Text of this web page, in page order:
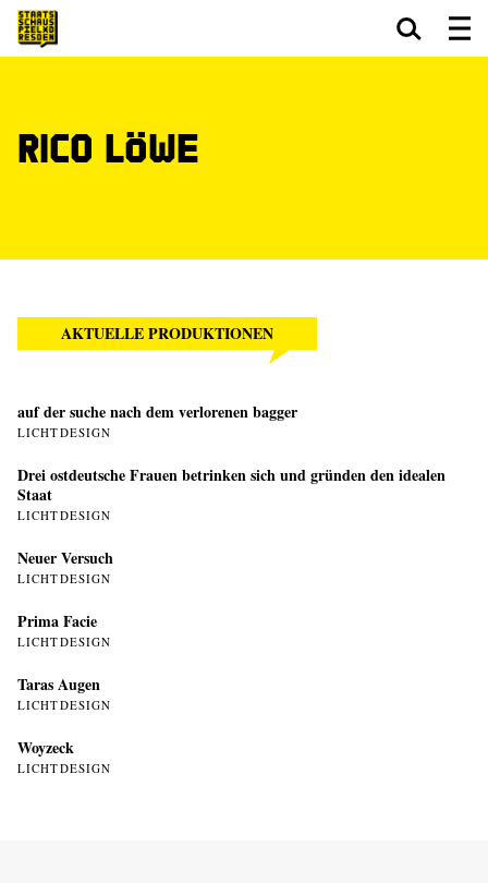
Rico Löwe
AKTUELLE PRODUKTIONEN
auf der suche nach dem verlorenen bagger
LICHTDESIGN
Drei ostdeutsche Frauen betrinken sich und gründen den idealen
Staat
LICHTDESIGN
Neuer Versuch
LICHTDESIGN
Prima Facie
LICHTDESIGN
Taras Augen
LICHTDESIGN
Woyzeck
LICHTDESIGN